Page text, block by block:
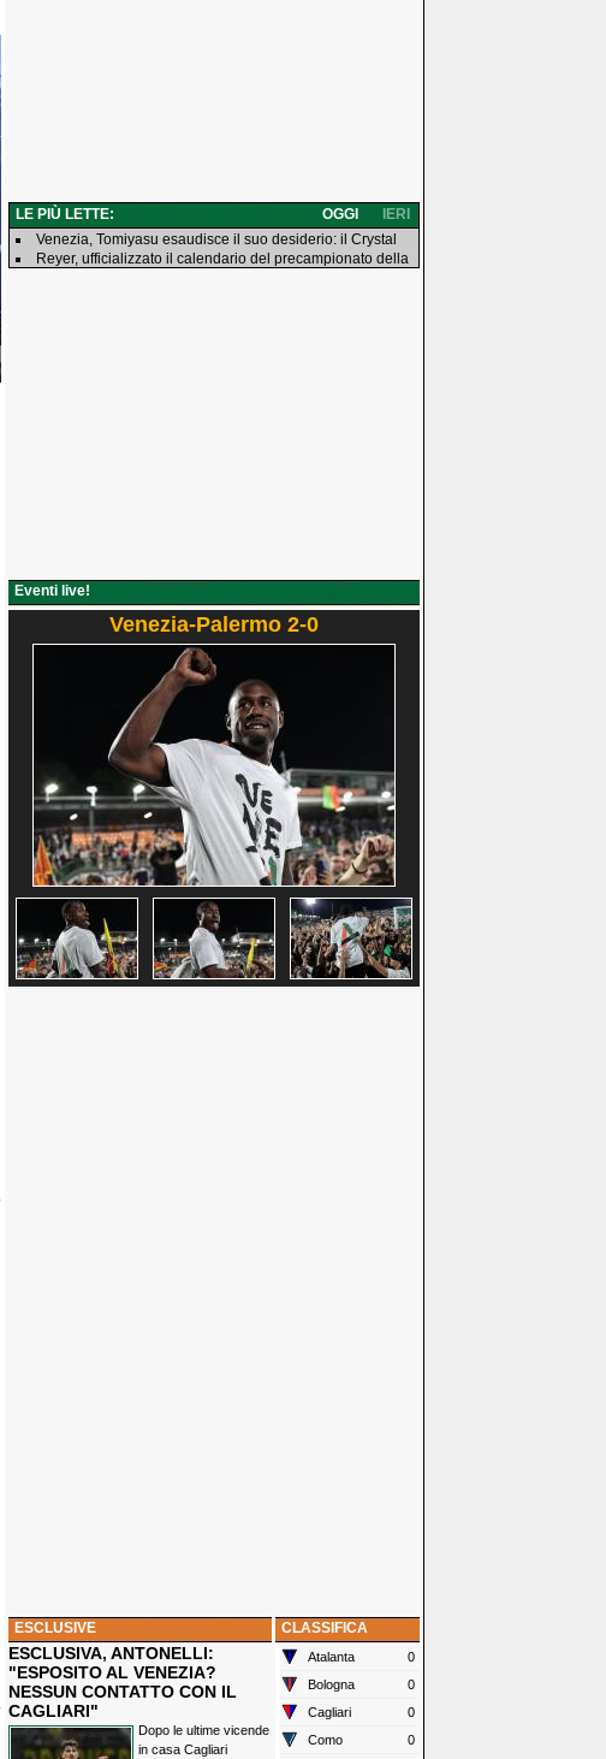
LE PIÙ LETTE: IERI
OGGI
Venezia, Tomiyasu esaudisce il suo desiderio: il Crystal
Reyer, ufficializzato il calendario del precampionato della
Eventi live!
Venezia-Palermo 2-0
ESCLUSIVE
ESCLUSIVA, ANTONELLI:
"ESPOSITO AL VENEZIA?
NESSUN CONTATTO CON IL
CAGLIARI"
Dopo le ultime vicende
in casa Cagliari
CLASSIFICA
Atalanta
0
Bologna
0
Cagliari
0
Como
0